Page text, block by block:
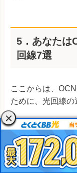
5．あなたは
回線7選
ここからは、
ために、光回線の
結論、あなたに
実質月額料金の安
実質月額料金